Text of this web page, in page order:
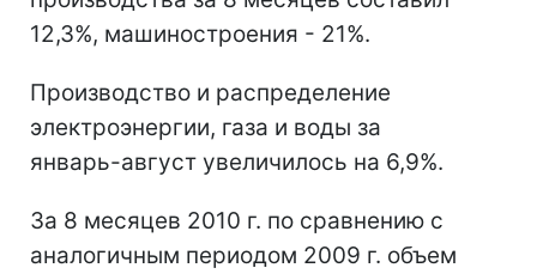
12,3%, машиностроения - 21%.
Производство и распределение
электроэнергии, газа и воды за
январь-август увеличилось на 6,9%.
За 8 месяцев 2010 г. по сравнению с
аналогичным периодом 2009 г. объем